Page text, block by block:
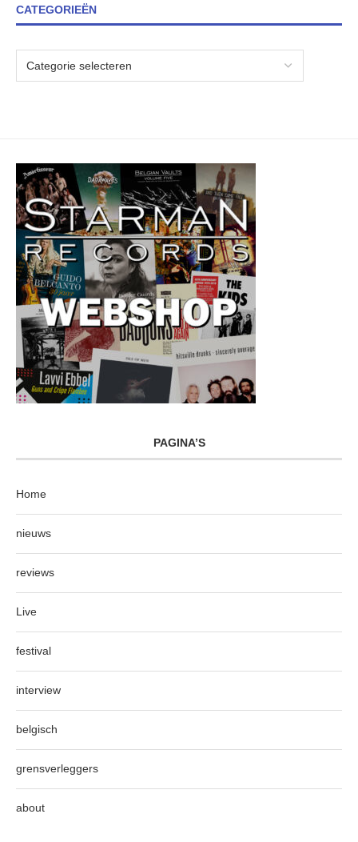
CATEGORIEËN
PAGINA’S
Home
nieuws
reviews
Live
festival
interview
belgisch
grensverleggers
about